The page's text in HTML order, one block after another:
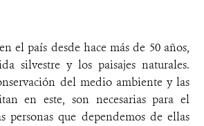
el país desde hace más de 50 años,
silvestre y los paisajes naturales.
del medio ambiente y las
en este, son necesarias para el
personas que dependemos de ellas